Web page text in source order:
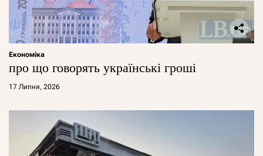
Економіка
про що говорять українські гроші
17 Липня, 2026